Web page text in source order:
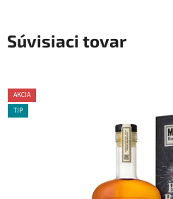
Súvisiaci tovar
AKCIA
TIP